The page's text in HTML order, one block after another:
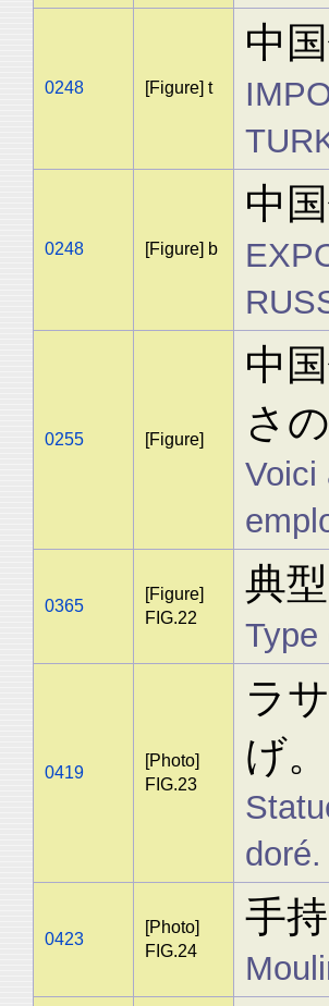
0248 [Figure] t
中
0248 [Figure] b
中
0255 [Figure]
中
さ
Voici
0365
[Figure]
FIG.22
典
Type
0419
[Photo]
FIG.23
ラ
げ。
doré.
0423
[Photo]
FIG.24
手